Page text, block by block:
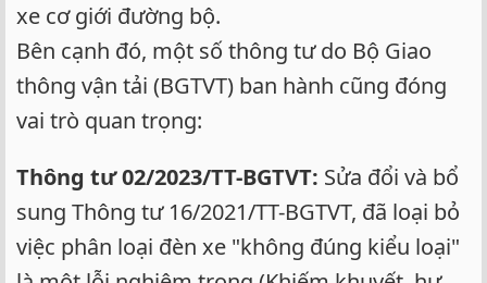
xe cơ giới đường bộ.
Bên cạnh đó, một số thông tư do Bộ Giao
thông vận tải (BGTVT) ban hành cũng đóng
vai trò quan trọng:
Thông tư 02/2023/TT-BGTVT: Sửa đổi và bổ
sung Thông tư 16/2021/TT-BGTVT, đã loại bỏ
việc phân loại đèn xe "không đúng kiểu loại"